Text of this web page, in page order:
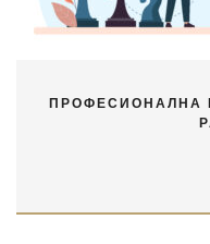
ПРОФЕСИОНАЛНА